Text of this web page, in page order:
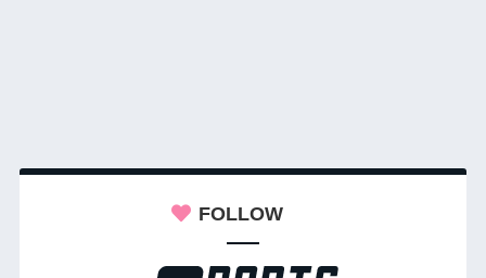
FOLLOW